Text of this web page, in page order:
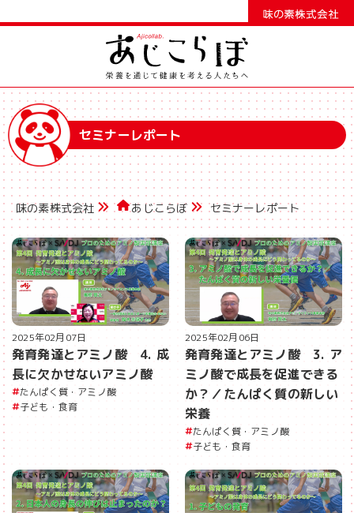
セミナーレポート
味の素株式会社 あじこらぼ セミナーレポート
2025年02月07日
発育発達とアミノ酸 4. 成
長に欠かせないアミノ酸
たんぱく質・アミノ酸
子ども・食育
2025年02月06日
発育発達とアミノ酸 3. ア
ミノ酸で成長を促進できる
か？／たんぱく質の新しい
栄養
たんぱく質・アミノ酸
子ども・食育